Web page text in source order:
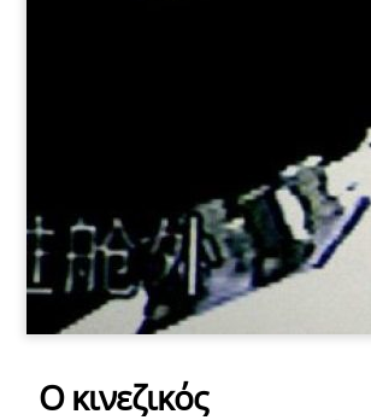
Ο κινεζικός